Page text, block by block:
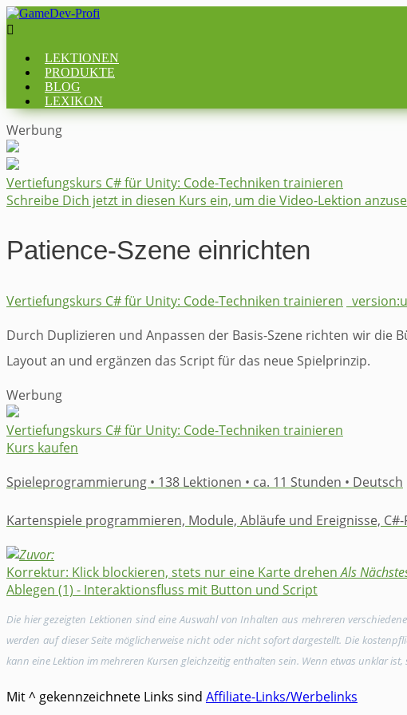

LEKTIONEN
PRODUKTE
BLOG
LEXIKON
Werbung
Vertiefungskurs C# für Unity: Code-Techniken trainieren
Schreibe Dich jetzt in diesen Kurs ein, um die Video-Lektion
Patience-Szene einrichten
Vertiefungskurs C# für Unity: Code-Techniken trainieren
Durch Duplizieren und Anpassen der Basis-Szene richten wir die
Layout an und ergänzen das Script für das neue Spielprinzip.
Werbung
Vertiefungskurs C# für Unity: Code-Techniken trainieren
Kurs kaufen
Spieleprogrammierung • 138 Lektionen • ca. 11 Stunden • Deutsch
Kartenspiele programmieren, Module, Abläufe und Ereignisse,
Zuvor:
Korrektur: Klick blockieren, stets nur eine Karte drehen Als
Ablegen (1) - Interaktionsfluss mit Button und Script
Die hier gezeigten Lektionen sind eine Auswahl von Inhalten aus mehreren
werden auf dieser Seite möglicherweise nicht oder nicht sofort dargestellt. Die
kann eine Lektion im mehreren Kursen gleichzeitig enthalten sein. Wenn etwas unklar
Mit ^ gekennzeichnete Links sind Affiliate-Links/Werbelinks